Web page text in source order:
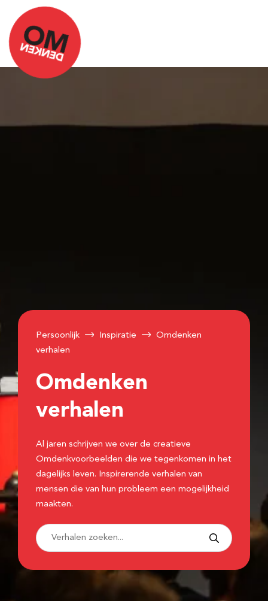
Persoonlijk Inspiratie
Omdenken
verhalen
Omdenken
verhalen
Al jaren schrijven we over de creatieve
Omdenkvoorbeelden die we tegenkomen in het
dagelijks leven. Inspirerende verhalen van
mensen die van hun probleem een mogelijkheid
maakten.